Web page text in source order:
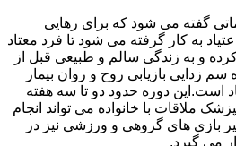
گفته می شود که برای رهایی
به کار گرفته می شود تا فرد معتاد
و به زندگی سالم و طبیعی قبل از
زدایی بازیابی روح و روان بیمار
است.این دوره حدود دو تا سه هفته
ملاقات با خانواده می تواند انجام
بازی های گروهی و ورزشی نیز در
می گیرد.